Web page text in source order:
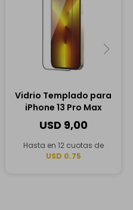
Vidrio Templado para
iPhone 13 Pro Max
USD 9,00
Hasta en 12 cuotas de
USD 0.75